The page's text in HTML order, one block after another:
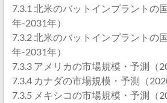
7.3.1 北米のバットインプラントの
年-2031年）
7.3.2 北米のバットインプラントの
年-2031年）
7.3.3 アメリカの市場規模・予測（
7.3.4 カナダの市場規模・予測（
7.3.5 メキシコの市場規模・予測（